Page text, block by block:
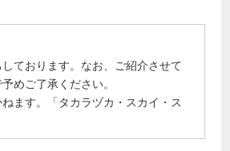
ております。なお、ご紹介させて
めご了承ください。
ます。「タカラヅカ・スカイ・ス